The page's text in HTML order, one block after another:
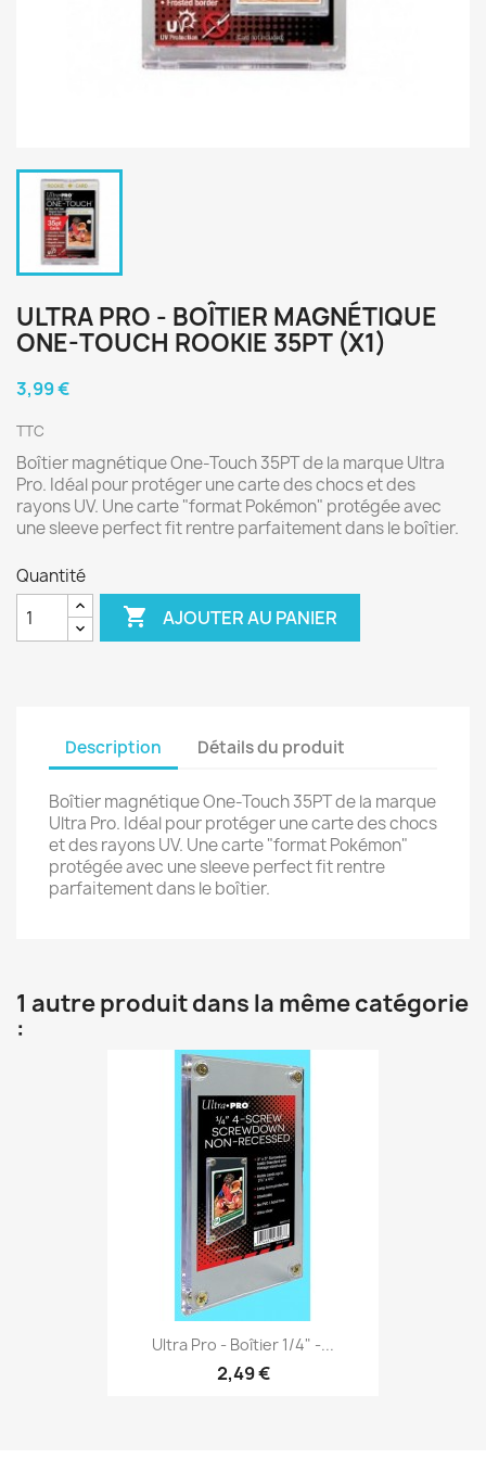
ULTRA PRO - BOÎTIER MAGNÉTIQUE
ONE-TOUCH ROOKIE 35PT (X1)
3,99 €
TTC
Boîtier magnétique One-Touch 35PT de la marque Ultra
Pro. Idéal pour protéger une carte des chocs et des
rayons UV. Une carte "format Pokémon" protégée avec
une sleeve perfect fit rentre parfaitement dans le boîtier.
Quantité
 AJOUTER AU PANIER
Description Détails du produit
Boîtier magnétique One-Touch 35PT de la marque
Ultra Pro. Idéal pour protéger une carte des chocs
et des rayons UV. Une carte "format Pokémon"
protégée avec une sleeve perfect fit rentre
parfaitement dans le boîtier.
1 autre produit dans la même catégorie
:
Ultra Pro - Boîtier 1/4" -...
2,49 €